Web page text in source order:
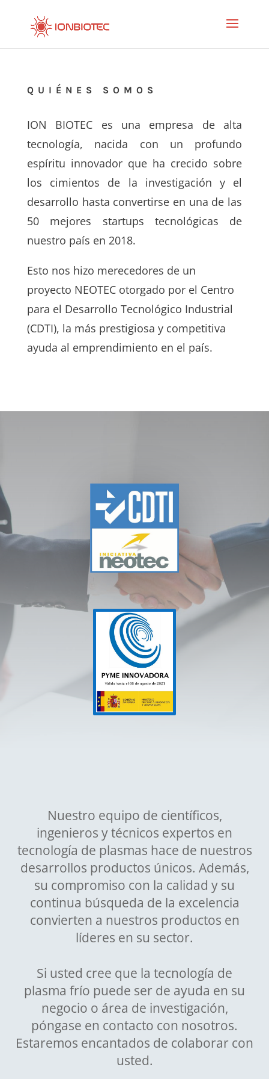
QUIÉNES SOMOS
ION BIOTEC es una empresa de alta
tecnología, nacida con un profundo
espíritu innovador que ha crecido sobre
los cimientos de la investigación y el
desarrollo hasta convertirse en una de las
50 mejores startups tecnológicas de
nuestro país en 2018.
Esto nos hizo merecedores de un
proyecto NEOTEC otorgado por el Centro
para el Desarrollo Tecnológico Industrial
(CDTI), la más prestigiosa y competitiva
ayuda al emprendimiento en el país.
Nuestro equipo de científicos,
ingenieros y técnicos expertos en
tecnología de plasmas hace de nuestros
desarrollos productos únicos. Además,
su compromiso con la calidad y su
continua búsqueda de la excelencia
convierten a nuestros productos en
líderes en su sector.
Si usted cree que la tecnología de
plasma frío puede ser de ayuda en su
negocio o área de investigación,
póngase en contacto con nosotros.
Estaremos encantados de colaborar con
usted.